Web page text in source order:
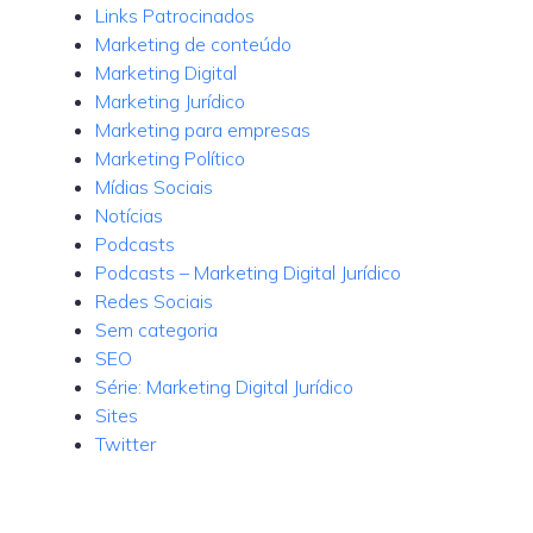
Links Patrocinados
Marketing de conteúdo
Marketing Digital
Marketing Jurídico
Marketing para empresas
Marketing Político
Mídias Sociais
Notícias
Podcasts
Podcasts – Marketing Digital Jurídico
Redes Sociais
Sem categoria
SEO
Série: Marketing Digital Jurídico
Sites
Twitter